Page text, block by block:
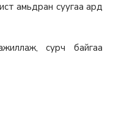
амьдран суугаа ард
сурч байгаа